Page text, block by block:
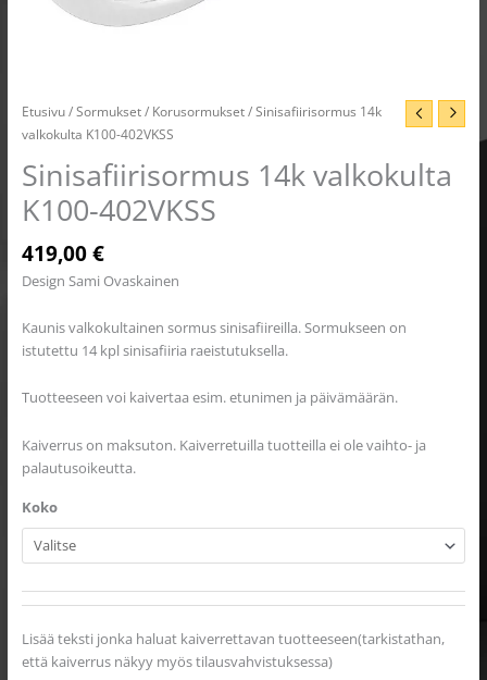
Etusivu/Sormukset/ Korusormukset/ Sinisafiirisormus 14k
valkokulta K100-402VKSS
Sinisafiirisormus 14k valkokulta
K100-402VKSS
419,00€
Design Sami Ovaskainen
Kaunis valkokultainen sormus sinisafiireilla. Sormukseen on
istutettu 14 kpl sinisafiiria raeistutuksella.
Tuotteeseen voi kaivertaa esim. etunimen ja päivämäärän.
Kaiverrus on maksuton. Kaiverretuilla tuotteilla ei ole vaihto- ja
palautusoikeutta.
Koko
Lisää teksti jonka haluat kaiverrettavan tuotteeseen(tarkistathan,
että kaiverrus näkyy myös tilausvahvistuksessa)